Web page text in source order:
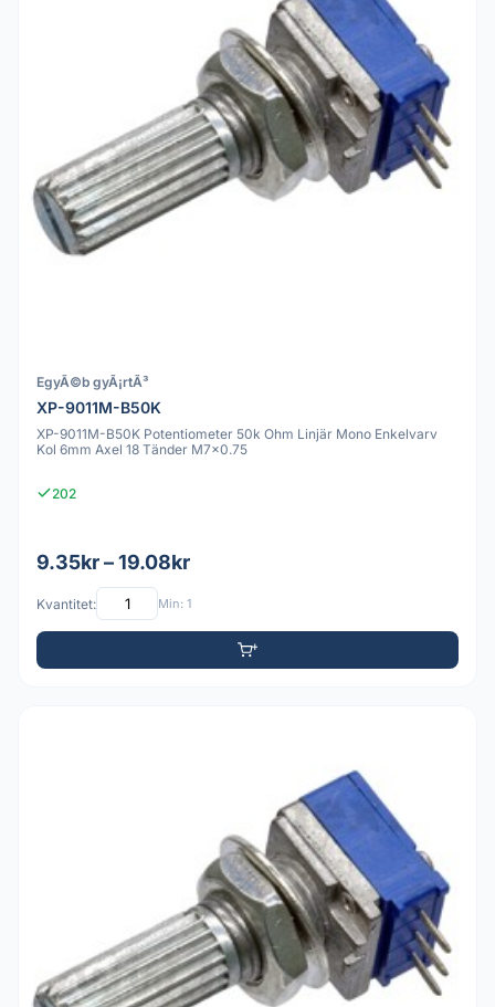
EgyÃ©b gyÃ¡rtÃ³
XP-9011M-B50K
XP-9011M-B50K Potentiometer 50k Ohm Linjär Mono Enkelvarv
Kol 6mm Axel 18 Tänder M7x0.75
202
9.35kr – 19.08kr
Kvantitet: Min: 1